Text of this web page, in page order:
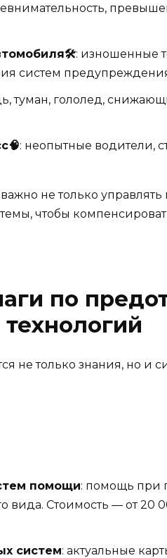
: изношенные
систем
туман, гололед,
: неопытные водители,
не только
чтобы
по
не только знания, но и
помощи: помощь при
вида. Стоимость — от 20
систем: актуальные